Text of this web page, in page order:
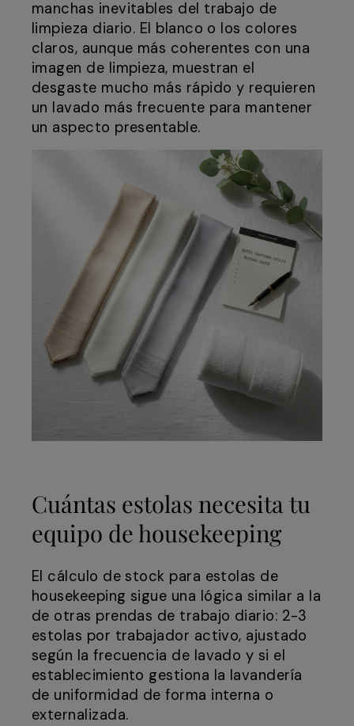
manchas inevitables del trabajo de
limpieza diario. El blanco o los colores
claros, aunque más coherentes con una
imagen de limpieza, muestran el
desgaste mucho más rápido y requieren
un lavado más frecuente para mantener
un aspecto presentable.
Cuántas estolas necesita tu
equipo de housekeeping
El cálculo de stock para estolas de
housekeeping sigue una lógica similar a la
de otras prendas de trabajo diario: 2-3
estolas por trabajador activo, ajustado
según la frecuencia de lavado y si el
establecimiento gestiona la lavandería
de uniformidad de forma interna o
externalizada.